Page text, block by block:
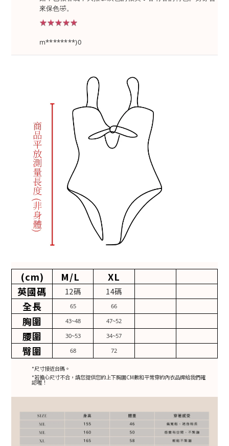
來保色🤣。
★★★★★
★★★★★
m********)0
(cm) M/L
XL
英國碼
12碼 14碼
全長 65 66
胸圍 43~48 47~52
腰圍 30~53 34~57
臀圍 68 72
*尺寸接近台碼。
*若擔心尺寸不合，請您提供您的上下胸圍CM數和平常穿的內衣品牌給我們確
認喔！